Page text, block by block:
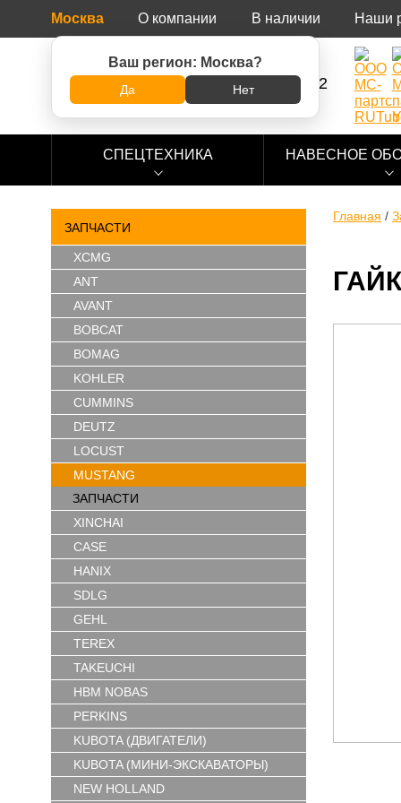
Москва
Ваш регион: Москва?
Да Нет
О компании В наличии Наши
8 (800) 500-73-92
СПЕЦТЕХНИКА НАВЕСНОЕ
ЗАПЧАСТИ
XCMG
ANT
AVANT
BOBCAT
BOMAG
KOHLER
CUMMINS
DEUTZ
LOCUST
MUSTANG
ЗАПЧАСТИ
XINCHAI
CASE
HANIX
SDLG
GEHL
TEREX
TAKEUCHI
HBM NOBAS
PERKINS
KUBOTA (ДВИГАТЕЛИ)
KUBOTA (МИНИ-ЭКСКАВАТОРЫ)
NEW HOLLAND
Главная /